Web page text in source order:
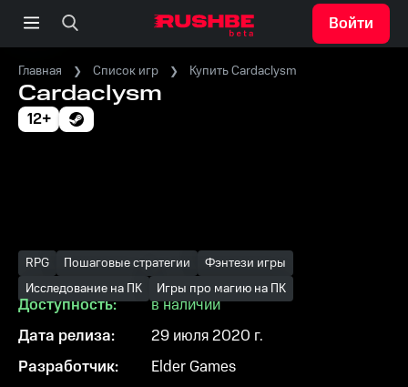
Войти
Главная Список игр Купить Cardaclysm
Cardaclysm
12+
RPG Пошаговые стратегии
Фэнтези игры
Исследование на ПК
Игры про магию на ПК
Доступность:
в наличии
Дата релиза:
29 июля 2020 г.
Разработчик:
Elder Games